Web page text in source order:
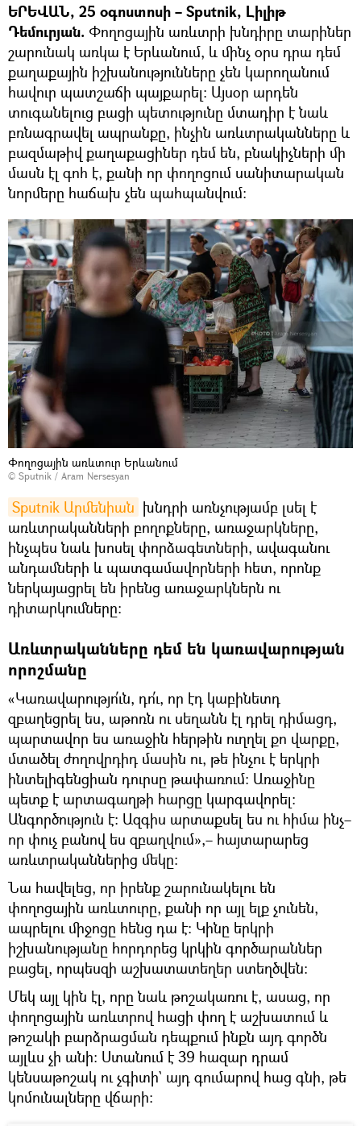
ԵՐԵՎԱՆ, 25 օգոստոսի – Sputnik, Լիլիթ
Դեմուրյան. Փողոցային առևտրի խնդիրը տարիներ
շարունակ առկա է Երևանում, և մինչ օրս դրա դեմ
քաղաքային իշխանությունները չեն կարողանում
հավուր պատշաճի պայքարել։ Այսօր արդեն
տուգանելուց բացի պետությունը մտադիր է նաև
բռնագրավել ապրանքը, ինչին առևտրականները և
բազմաթիվ քաղաքացիներ դեմ են, բնակիչների մի
մասն էլ գոհ է, քանի որ փողոցում սանիտարական
նորմերը հաճախ չեն պահպանվում։
Փողոցային առևտուր Երևանում
© Sputnik / Aram Nersesyan
Sputnik Արմենիան խնդրի առնչությամբ լսել է
առևտրականների բողոքները, առաջարկները,
ինչպես նաև խոսել փորձագետների, ավագանու
անդամների և պատգամավորների հետ, որոնք
ներկայացրել են իրենց առաջարկներն ու
դիտարկումները։
Առևտրականները դեմ են կառավարության
որոշմանը
«Կառավարությո՛ւն, դո՛ւ, որ էդ կաբինետդ
զբաղեցրել ես, աթոռն ու սեղանն էլ դրել դիմացդ,
պարտավոր ես առաջին հերթին ուղղել քո վարքը,
մտածել ժողովրդիդ մասին ու, թե ինչու է երկրի
ինտելիգենցիան դուրսը թափառում։ Առաջինը
պետք է արտագաղթի հարցը կարգավորել։
Անգործություն է։ Ազգիս արտաքսել ես ու հիմա ինչ–
որ փուչ բանով ես զբաղվում»,– հայտարարեց
առևտրականներից մեկը։
Նա հավելեց, որ իրենք շարունակելու են
փողոցային առևտուրը, քանի որ այլ ելք չունեն,
ապրելու միջոցը հենց դա է։ Կինը երկրի
իշխանությանը հորդորեց կրկին գործարաններ
բացել, որպեսզի աշխատատեղեր ստեղծվեն։
Մեկ այլ կին էլ, որը նաև թոշակառու է, ասաց, որ
փողոցային առևտրով հացի փող է աշխատում և
թոշակի բարձրացման դեպքում ինքն այդ գործն
այլևս չի անի։ Ստանում է 39 հազար դրամ
կենսաթոշակ ու չգիտի` այդ գումարով հաց գնի, թե
կոմունալները վճարի։